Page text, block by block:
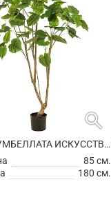
search
ФИКУС УМБЕЛЛАТА ИСКУССТВЕННЫЙ
85 см.
180 см.